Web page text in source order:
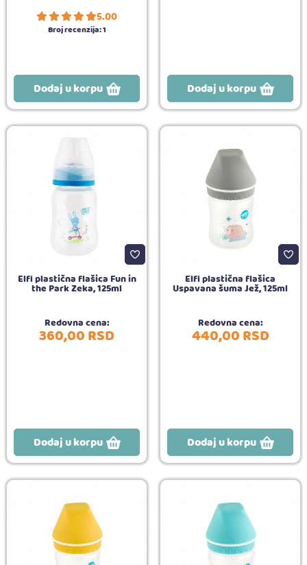
5.00
Broj recenzija:1
Dodaj u korpu Dodaj u korpu
Elfi plastična flašica Fun in
the Park Zeka, 125ml
Redovna cena:
360,00RSD
Dodaj u korpu
Elfi plastična flašica
Uspavana šuma Jež, 125ml
Redovna cena:
440,00RSD
Dodaj u korpu